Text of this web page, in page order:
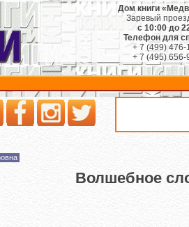
Дом книги
Заревый
с 10:00 до
Телефон для
+ 7 (499) 476-
+ 7 (495) 656-
Волшебное